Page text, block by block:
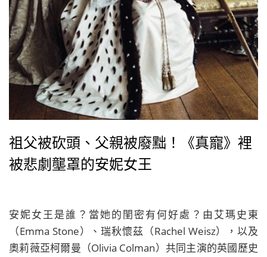
祖父被砍頭、父親被廢黜！《真寵》裡
被悲劇壟罩的安妮女王
安妮女王是誰？當她的閨密有何好處？由艾瑪史東
（Emma Stone）、瑞秋懷茲（Rachel Weisz），以及
奧莉薇亞柯爾曼（Olivia Colman）共同主演的英國歷史